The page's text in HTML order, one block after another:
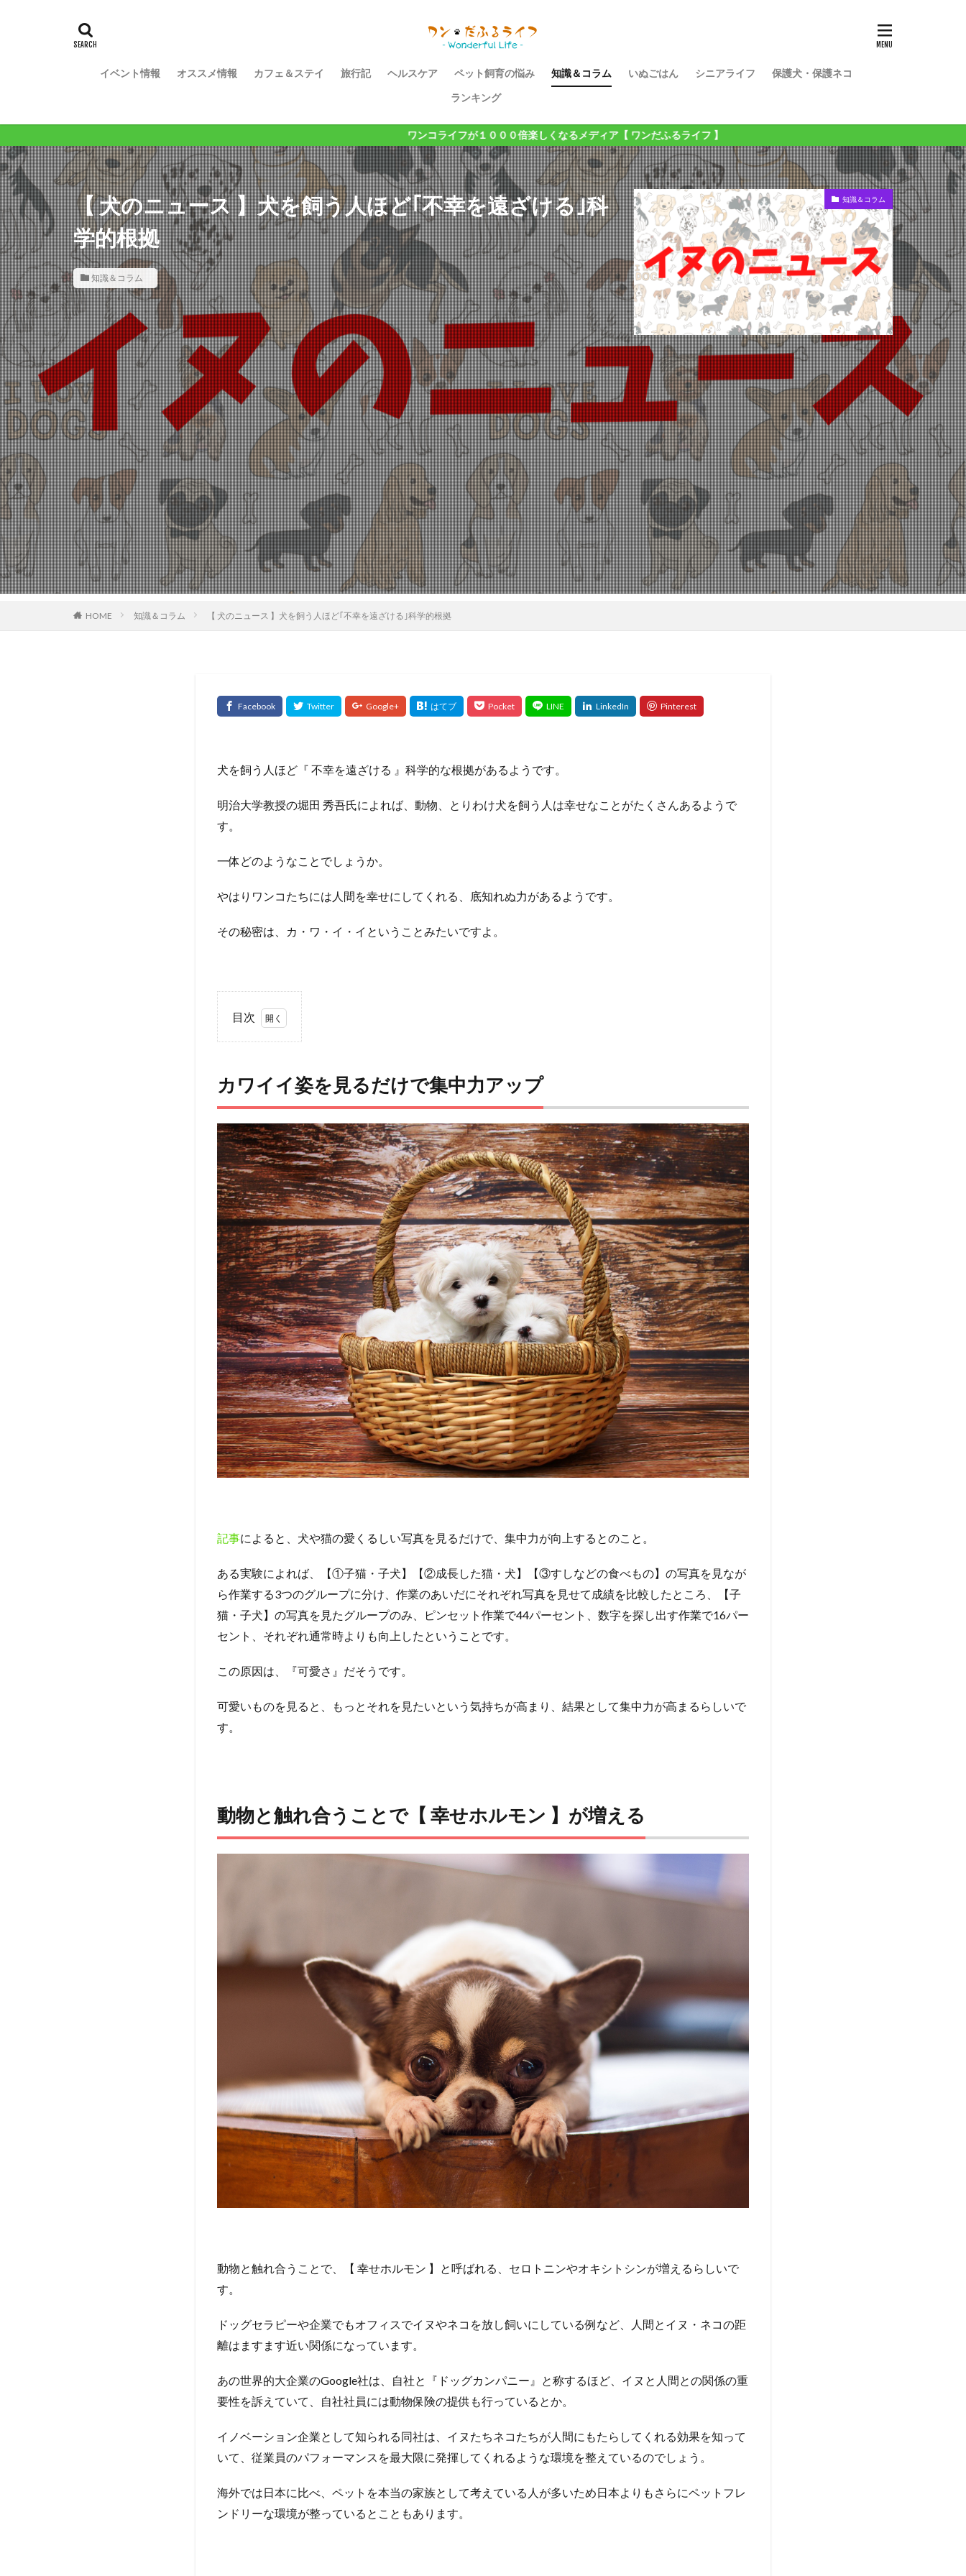
イベント情報 オススメ情報 カフェ＆ステイ 旅行記 ヘルスケア ペット飼育の悩み 知識＆コラム いぬごはん シニアライフ
保護犬・保護ネコ
ランキング
ワンコライフが１０００倍楽しくなるメディア【 ワンだふるライフ 】
【 犬のニュース 】犬を飼う人ほど｢不幸を遠ざける｣科
学的根拠
知識＆コラム
知識＆コラム
HOME 知識＆コラム 【 犬のニュース 】犬を飼う人ほど｢不幸を遠ざける｣科学的根拠
犬を飼う人ほど『 不幸を遠ざける 』科学的な根拠があるようです。
明治大学教授の堀田 秀吾氏によれば、動物、とりわけ犬を飼う人は幸せなことがたくさんあるようで
す。
一体どのようなことでしょうか。
やはりワンコたちには人間を幸せにしてくれる、底知れぬ力があるようです。
その秘密は、カ・ワ・イ・イということみたいですよ。
目次
イ
を
見
る
だ
け
で
集
中
力
ア
ッ
プ
2
動
物
と
触
れ
合
う
こ
と
で
ホ
ン
】
え
3
たち
トレ
に
動
注
意
カワイイ姿を見るだけで集中力アップ
記事によると、犬や猫の愛くるしい写真を見るだけで、集中力が向上するとのこと。
ある実験によれば、【①子猫・子犬】【②成長した猫・犬】【③すしなどの食べもの】の写真を見なが
ら作業する3つのグループに分け、作業のあいだにそれぞれ写真を見せて成績を比較したところ、【子
猫・子犬】の写真を見たグループのみ、ピンセット作業で44パーセント、数字を探し出す作業で16パー
セント、それぞれ通常時よりも向上したということです。
この原因は、『可愛さ』だそうです。
可愛いものを見ると、もっとそれを見たいという気持ちが高まり、結果として集中力が高まるらしいで
す。
動物と触れ合うことで【 幸せホルモン 】が増える
動物と触れ合うことで、【 幸せホルモン 】と呼ばれる、セロトニンやオキシトシンが増えるらしいで
す。
ドッグセラピーや企業でもオフィスでイヌやネコを放し飼いにしている例など、人間とイヌ・ネコの距
離はますます近い関係になっています。
あの世界的大企業のGoogle社は、自社と『ドッグカンパニー』と称するほど、イヌと人間との関係の重
要性を訴えていて、自社社員には動物保険の提供も行っているとか。
イノベーション企業として知られる同社は、イヌたちネコたちが人間にもたらしてくれる効果を知って
いて、従業員のパフォーマンスを最大限に発揮してくれるような環境を整えているのでしょう。
海外では日本に比べ、ペットを本当の家族として考えている人が多いため日本よりもさらにペットフレ
ンドリーな環境が整っているとこともあります。